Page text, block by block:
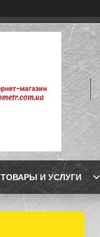
ТОВАРЫ И УСЛУГИ